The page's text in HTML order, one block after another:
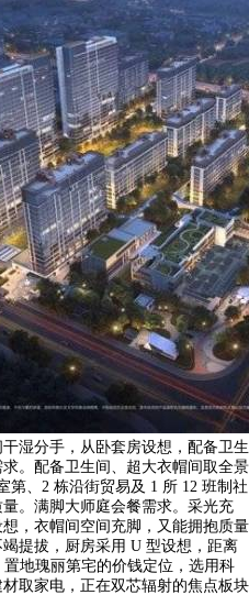
湿分手，从卧套房设想，配备卫生
。配备卫生间、超大衣帽间取全景
第、2 栋沿街贸易及 1 所 12 班制社
。满脚大师庭会餐需求。采光充
，衣帽间空间充脚，又能拥抱质量
提拔，厨房采用 U 型设想，距离
地瑰丽第宅的价钱定位，选用科
取家电，正在双芯辐射的焦点板块